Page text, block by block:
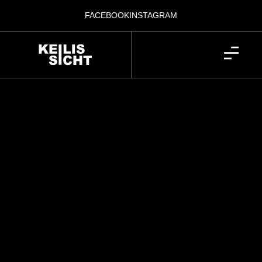
FACEBOOKINSTAGRAM